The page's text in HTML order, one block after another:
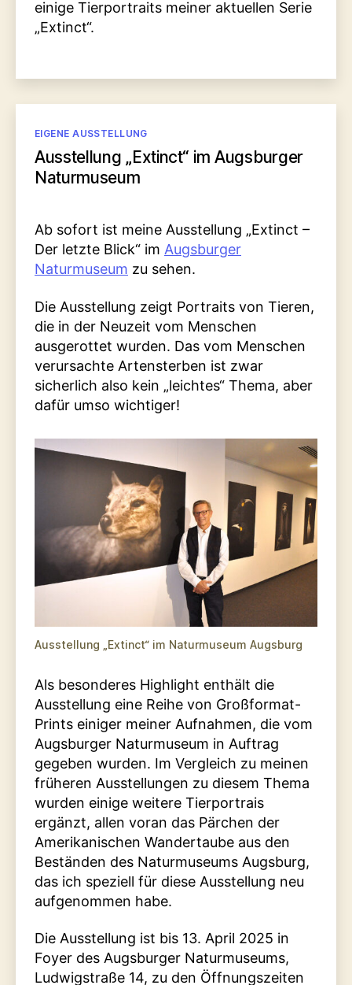
einige Tierportraits meiner aktuellen Serie
„Extinct“.
Kategorien
EIGENE AUSSTELLUNG
Ausstellung „Extinct“ im Augsburger
Naturmuseum
Ab sofort ist meine Ausstellung „Extinct –
Der letzte Blick“ im Augsburger
Naturmuseum zu sehen.
Die Ausstellung zeigt Portraits von Tieren,
die in der Neuzeit vom Menschen
ausgerottet wurden. Das vom Menschen
verursachte Artensterben ist zwar
sicherlich also kein „leichtes“ Thema, aber
dafür umso wichtiger!
Ausstellung „Extinct“ im Naturmuseum Augsburg
Als besonderes Highlight enthält die
Ausstellung eine Reihe von Großformat-
Prints einiger meiner Aufnahmen, die vom
Augsburger Naturmuseum in Auftrag
gegeben wurden. Im Vergleich zu meinen
früheren Ausstellungen zu diesem Thema
wurden einige weitere Tierportrais
ergänzt, allen voran das Pärchen der
Amerikanischen Wandertaube aus den
Beständen des Naturmuseums Augsburg,
das ich speziell für diese Ausstellung neu
aufgenommen habe.
Die Ausstellung ist bis 13. April 2025 in
Foyer des Augsburger Naturmuseums,
Ludwigstraße 14, zu den Öffnungszeiten